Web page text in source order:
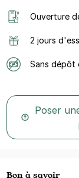
Ouverture
2 jours
Sans dépôt
Poser
Bon à savoir